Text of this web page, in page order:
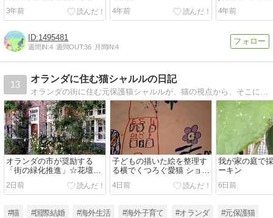
3年前
4年前
のメッセージ
4年前
1495481
週間IN:4 週間OUT:36 月間IN:4
13
オランダに住む猫シャルルの日記
オランダの街に住む元保護猫シャルルが、猫の視点から、そこに住む環境や人、生活や文化を紹介します。オランダのアニマルコミュニケーションの情報も時折UPします！
オランダの市が奨励する
「街の緑化推進」☆花壇作
ってみた
2日前
子どもの描いた絵を整理す
る横でくつろぐ愛猫 ショコ
4日前
我が家の庭で
ーキン
6日前
#猫 #国際結婚 #海外生活 #海外子育て #オランダ #元保護猫